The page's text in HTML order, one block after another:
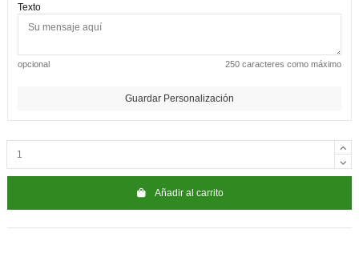
Texto
opcional 250 caracteres como máximo
Guardar Personalización
Añadir al carrito